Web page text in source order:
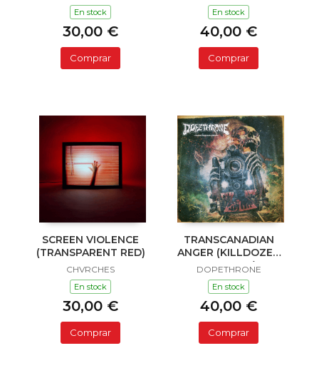
En stock
30,00 €
Comprar
En stock
40,00 €
Comprar
SCREEN VIOLENCE
(TRANSPARENT RED)
CHVRCHES
En stock
30,00 €
Comprar
TRANSCANADIAN
ANGER (KILLDOZER
COLORED)
DOPETHRONE
En stock
40,00 €
Comprar